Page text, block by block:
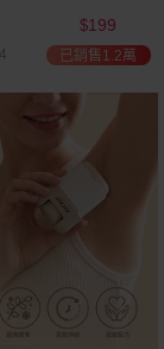
$199
已銷售1.2萬